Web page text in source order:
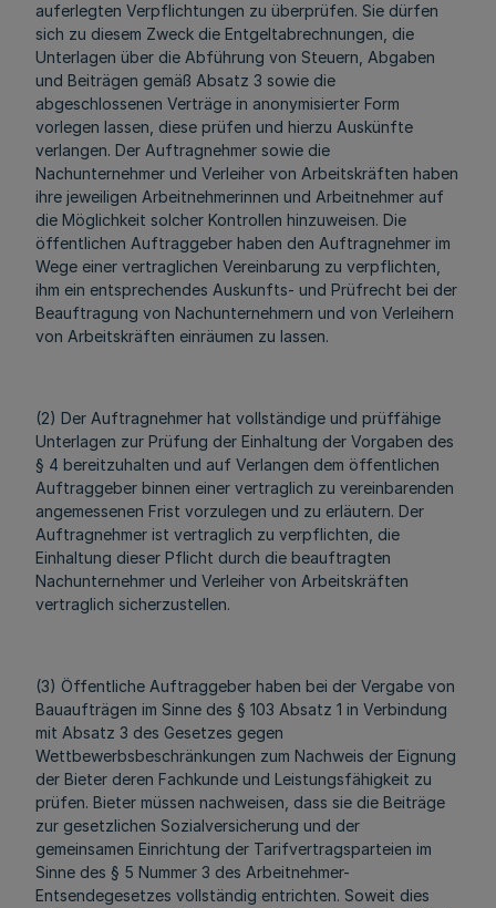
auferlegten Verpflichtungen zu überprüfen. Sie dürfen
sich zu diesem Zweck die Entgeltabrechnungen, die
Unterlagen über die Abführung von Steuern, Abgaben
und Beiträgen gemäß Absatz 3 sowie die
abgeschlossenen Verträge in anonymisierter Form
vorlegen lassen, diese prüfen und hierzu Auskünfte
verlangen. Der Auftragnehmer sowie die
Nachunternehmer und Verleiher von Arbeitskräften haben
ihre jeweiligen Arbeitnehmerinnen und Arbeitnehmer auf
die Möglichkeit solcher Kontrollen hinzuweisen. Die
öffentlichen Auftraggeber haben den Auftragnehmer im
Wege einer vertraglichen Vereinbarung zu verpflichten,
ihm ein entsprechendes Auskunfts- und Prüfrecht bei der
Beauftragung von Nachunternehmern und von Verleihern
von Arbeitskräften einräumen zu lassen.
(2) Der Auftragnehmer hat vollständige und prüffähige
Unterlagen zur Prüfung der Einhaltung der Vorgaben des
§ 4 bereitzuhalten und auf Verlangen dem öffentlichen
Auftraggeber binnen einer vertraglich zu vereinbarenden
angemessenen Frist vorzulegen und zu erläutern. Der
Auftragnehmer ist vertraglich zu verpflichten, die
Einhaltung dieser Pflicht durch die beauftragten
Nachunternehmer und Verleiher von Arbeitskräften
vertraglich sicherzustellen.
(3) Öffentliche Auftraggeber haben bei der Vergabe von
Bauaufträgen im Sinne des § 103 Absatz 1 in Verbindung
mit Absatz 3 des Gesetzes gegen
Wettbewerbsbeschränkungen zum Nachweis der Eignung
der Bieter deren Fachkunde und Leistungsfähigkeit zu
prüfen. Bieter müssen nachweisen, dass sie die Beiträge
zur gesetzlichen Sozialversicherung und der
gemeinsamen Einrichtung der Tarifvertragsparteien im
Sinne des § 5 Nummer 3 des Arbeitnehmer-
Entsendegesetzes vollständig entrichten. Soweit dies